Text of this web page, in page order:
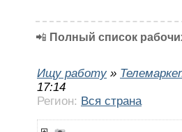
📲 Полный список
Ищу работу »
17:14
Регион: Вся страна